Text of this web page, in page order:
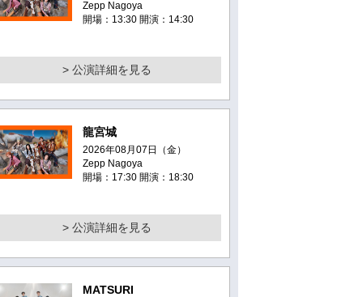
Zepp Nagoya
開場：13:30 開演：14:30
> 公演詳細を見る
龍宮城
2026年08月07日（金）
Zepp Nagoya
開場：17:30 開演：18:30
> 公演詳細を見る
MATSURI